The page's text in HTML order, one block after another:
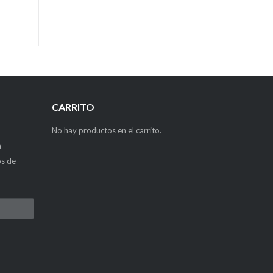
de
CARRITO
No hay productos en el carrito.